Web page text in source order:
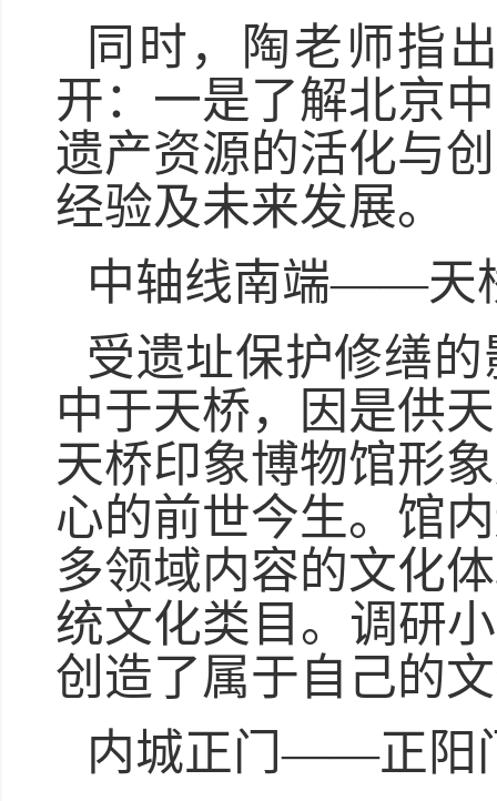
同时，陶老师指
开：一是了解北京
遗产资源的活化与
经验及未来发展。
中轴线南端——天
受遗址保护修缮
中于天桥，因是供
天桥印象博物馆形
心的前世今生。馆
多领域内容的文化
统文化类目。调研
创造了属于自己的
内城正门——正阳